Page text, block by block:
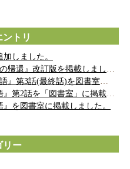
トリ
しました。
還』改訂版を掲載しました。
最終話)を図書室に掲載しました。
を「図書室」に掲載しました。
を図書室に掲載しました。
リー